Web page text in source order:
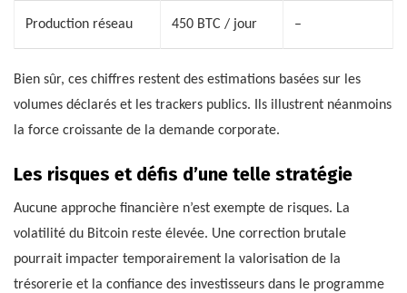
Production réseau 450 BTC / jour –
Bien sûr, ces chiffres restent des estimations basées sur les
volumes déclarés et les trackers publics. Ils illustrent néanmoins
la force croissante de la demande corporate.
Les risques et défis d’une telle stratégie
Aucune approche financière n’est exempte de risques. La
volatilité du Bitcoin reste élevée. Une correction brutale
pourrait impacter temporairement la valorisation de la
trésorerie et la confiance des investisseurs dans le programme